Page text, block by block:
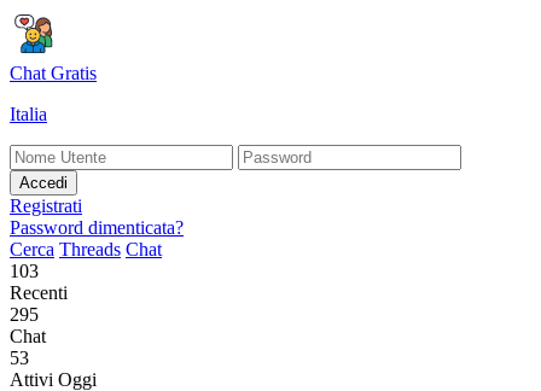
Chat Gratis
Italia
Accedi
Registrati
Password dimenticata?
Cerca Threads Chat
103
Recenti
295
Chat
53
Attivi Oggi